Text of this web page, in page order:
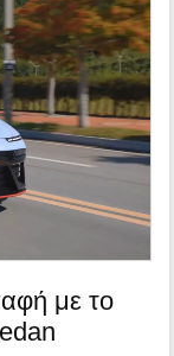
με το